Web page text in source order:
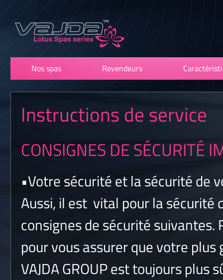
Nos spas Revendeurs
Instructions de service
CONSIGNES DE SÉCURITÉ
•Votre sécurité et la sécurité de
Aussi, il est vital pour la sécurité
consignes de sécurité
pour vous assurer que votre
VAJDA GROUP est toujours plus